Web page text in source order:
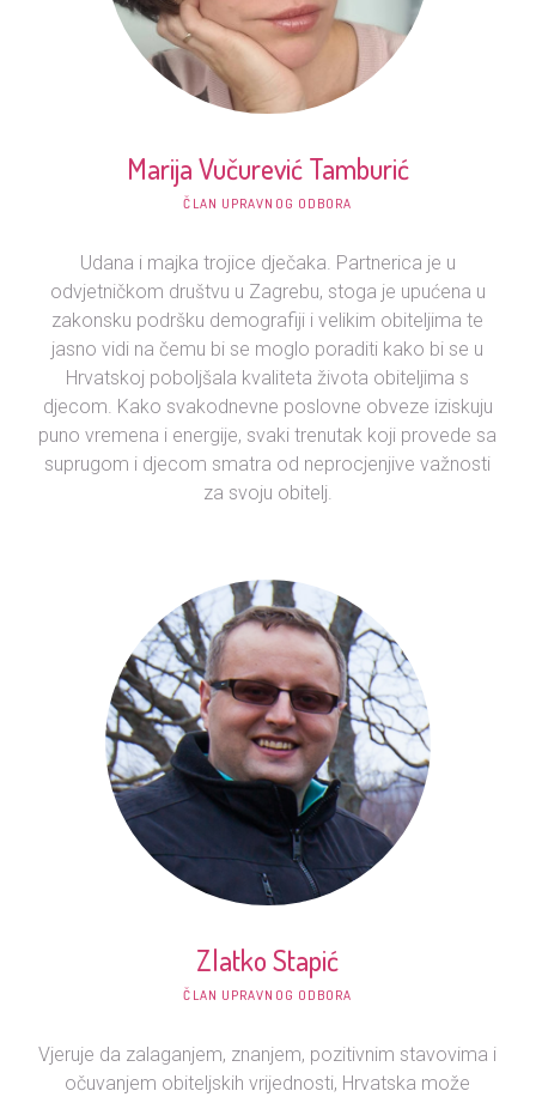
Marija Vučurević Tamburić
ČLAN UPRAVNOG ODBORA
Udana i majka trojice dječaka. Partnerica je u
odvjetničkom društvu u Zagrebu, stoga je upućena u
zakonsku podršku demografiji i velikim obiteljima te
jasno vidi na čemu bi se moglo poraditi kako bi se u
Hrvatskoj poboljšala kvaliteta života obiteljima s
djecom. Kako svakodnevne poslovne obveze iziskuju
puno vremena i energije, svaki trenutak koji provede sa
suprugom i djecom smatra od neprocjenjive važnosti
za svoju obitelj.
Zlatko Stapić
ČLAN UPRAVNOG ODBORA
Vjeruje da zalaganjem, znanjem, pozitivnim stavovima i
očuvanjem obiteljskih vrijednosti, Hrvatska može